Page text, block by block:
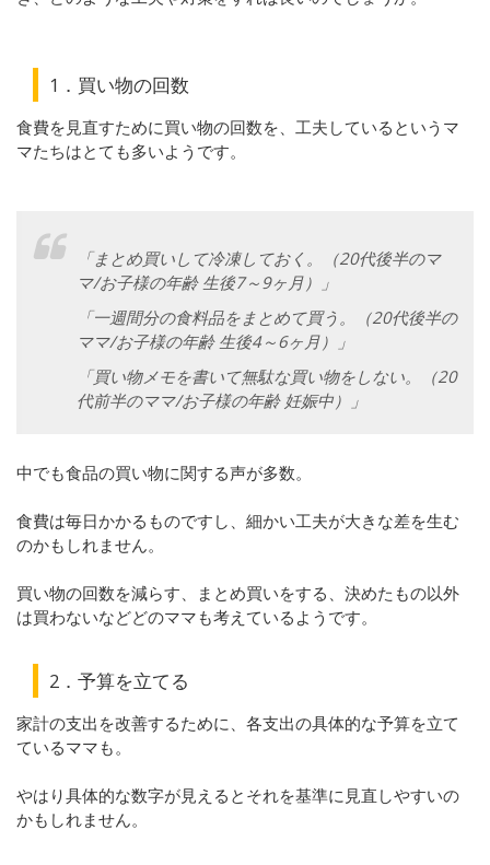
1．買い物の回数
食費を見直すために買い物の回数を、工夫しているというマ
マたちはとても多いようです。
「まとめ買いして冷凍しておく。（20代後半のマ
マ/お子様の年齢 生後7～9ヶ月）」
「一週間分の食料品をまとめて買う。（20代後半の
ママ/お子様の年齢 生後4～6ヶ月）」
「買い物メモを書いて無駄な買い物をしない。（20
代前半のママ/お子様の年齢 妊娠中）」
中でも食品の買い物に関する声が多数。
食費は毎日かかるものですし、細かい工夫が大きな差を生む
のかもしれません。
買い物の回数を減らす、まとめ買いをする、決めたもの以外
は買わないなどどのママも考えているようです。
2．予算を立てる
家計の支出を改善するために、各支出の具体的な予算を立て
ているママも。
やはり具体的な数字が見えるとそれを基準に見直しやすいの
かもしれません。